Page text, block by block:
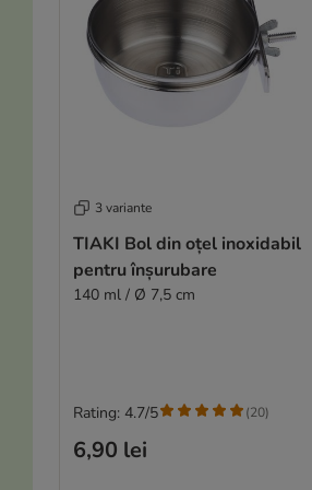
3 variante
TIAKI Bol din oțel inoxidabil
pentru înșurubare
140 ml / Ø 7,5 cm
6,90 lei
Rating: 4.7/5 (20)